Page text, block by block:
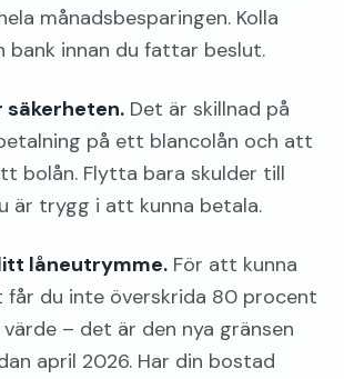
månadsbesparingen. Kolla
bank innan du fattar beslut.
säkerheten. Det är skillnad på
på ett blancolån och att
bolån. Flytta bara skulder till
är trygg i att kunna betala.
låneutrymme. För att kunna
får du inte överskrida 80 procent
– det är den nya gränsen
april 2026. Har din bostad